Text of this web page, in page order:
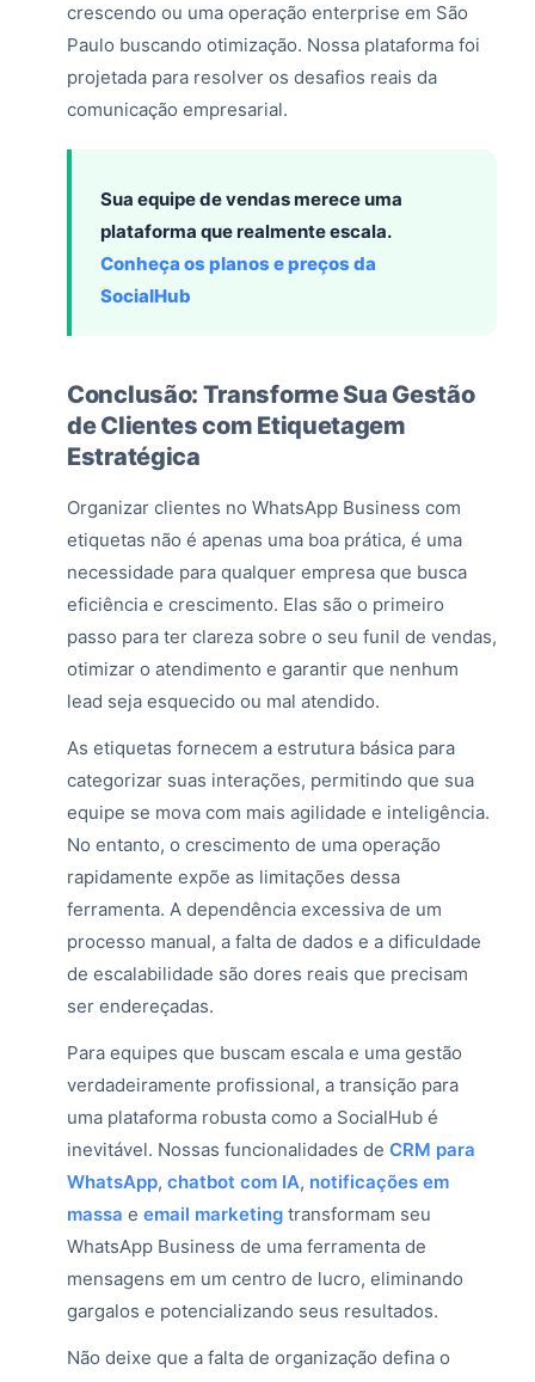
crescendo ou uma operação enterprise em São
Paulo buscando otimização. Nossa plataforma foi
projetada para resolver os desafios reais da
comunicação empresarial.
Sua equipe de vendas merece uma
plataforma que realmente escala.
Conheça os planos e preços da
SocialHub
Conclusão: Transforme Sua Gestão
de Clientes com Etiquetagem
Estratégica
Organizar clientes no WhatsApp Business com
etiquetas não é apenas uma boa prática, é uma
necessidade para qualquer empresa que busca
eficiência e crescimento. Elas são o primeiro
passo para ter clareza sobre o seu funil de vendas,
otimizar o atendimento e garantir que nenhum
lead seja esquecido ou mal atendido.
As etiquetas fornecem a estrutura básica para
categorizar suas interações, permitindo que sua
equipe se mova com mais agilidade e inteligência.
No entanto, o crescimento de uma operação
rapidamente expõe as limitações dessa
ferramenta. A dependência excessiva de um
processo manual, a falta de dados e a dificuldade
de escalabilidade são dores reais que precisam
ser endereçadas.
Para equipes que buscam escala e uma gestão
verdadeiramente profissional, a transição para
uma plataforma robusta como a SocialHub é
inevitável. Nossas funcionalidades de CRM para
WhatsApp, chatbot com IA, notificações em
massa e email marketing transformam seu
WhatsApp Business de uma ferramenta de
mensagens em um centro de lucro, eliminando
gargalos e potencializando seus resultados.
Não deixe que a falta de organização defina o